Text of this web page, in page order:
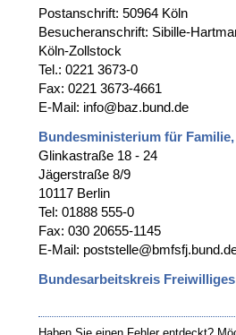
Postanschrift: 50964 Köln
Besucheranschrift: Sibille-
Köln-Zollstock
Tel.: 0221 3673-0
Fax: 0221 3673-4661
E-Mail: info@baz.bund.de
Bundesministerium für
Glinkastraße 18 - 24
Jägerstraße 8/9
10117 Berlin
Tel: 01888 555-0
Fax: 030 20655-1145
E-Mail:
Bundesarbeitskreis